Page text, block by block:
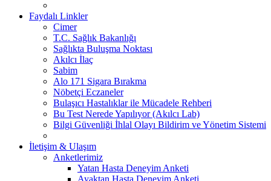
Faydalı Linkler
Cimer
T.C. Sağlık Bakanlığı
Sağlıkta Buluşma Noktası
Akılcı İlaç
Sabim
Alo 171 Sigara Bırakma
Nöbetçi Eczaneler
Bulaşıcı Hastalıklar ile Mücadele Rehberi
Bu Test Nerede Yapılıyor (Akılcı Lab)
Bilgi Güvenliği İhlal Olayı Bildirim ve Yönetim Sistemi
İletişim & Ulaşım
Anketlerimiz
Yatan Hasta Deneyim Anketi
Ayaktan Hasta Deneyim Anketi